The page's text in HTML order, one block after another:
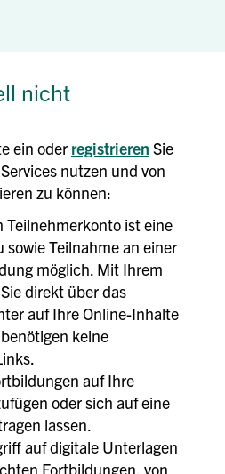
nicht
ein oder registrieren Sie
nutzen und von
zu können:
Teilnehmerkonto ist eine
sowie Teilnahme an einer
möglich. Mit Ihrem
direkt über das
auf Ihre Online-Inhalte
keine
auf Ihre
oder sich auf eine
lassen.
auf digitale Unterlagen
Fortbildungen, von